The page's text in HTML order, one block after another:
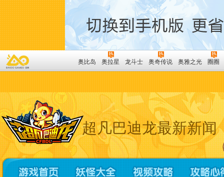
奥比岛 奥拉星 龙斗士 奥奇传说 奥雅之光 圈圈
超凡巴迪龙最新新闻